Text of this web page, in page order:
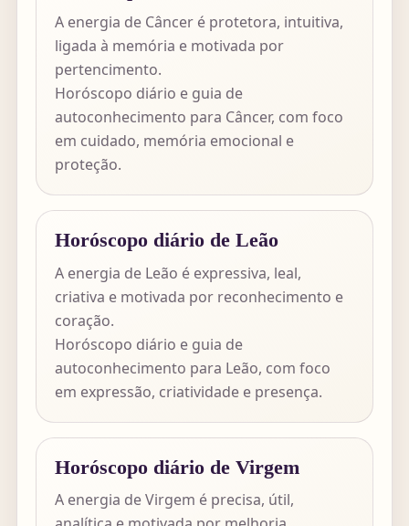
A energia de Câncer é protetora, intuitiva,
ligada à memória e motivada por
pertencimento.
Horóscopo diário e guia de
autoconhecimento para Câncer, com foco
em cuidado, memória emocional e
proteção.
Horóscopo diário de Leão
A energia de Leão é expressiva, leal,
criativa e motivada por reconhecimento e
coração.
Horóscopo diário e guia de
autoconhecimento para Leão, com foco
em expressão, criatividade e presença.
Horóscopo diário de Virgem
A energia de Virgem é precisa, útil,